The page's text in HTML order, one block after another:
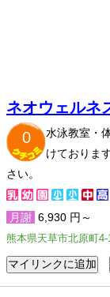
ネオウェルネ
0
水泳教室・
けておりま
さい。
月謝 6,930 円～
熊本県天草市北原町4-